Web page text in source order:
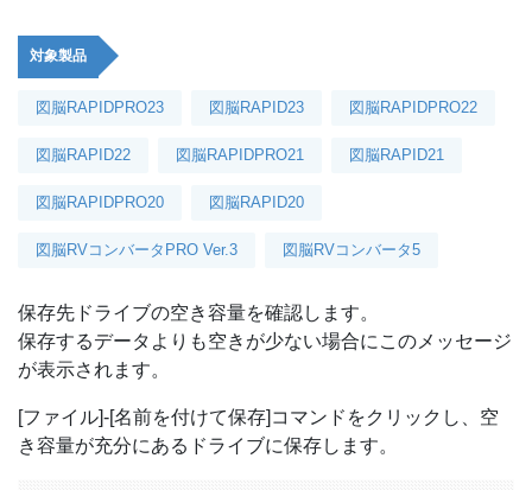
対象製品
図脳RAPIDPRO23 図脳RAPID23 図脳RAPIDPRO22
図脳RAPID22 図脳RAPIDPRO21 図脳RAPID21
図脳RAPIDPRO20 図脳RAPID20
図脳RVコンバータPRO Ver.3 図脳RVコンバータ5
保存先ドライブの空き容量を確認します。
保存するデータよりも空きが少ない場合にこのメッセージ
が表示されます。
[ファイル]-[名前を付けて保存]コマンドをクリックし、空
き容量が充分にあるドライブに保存します。